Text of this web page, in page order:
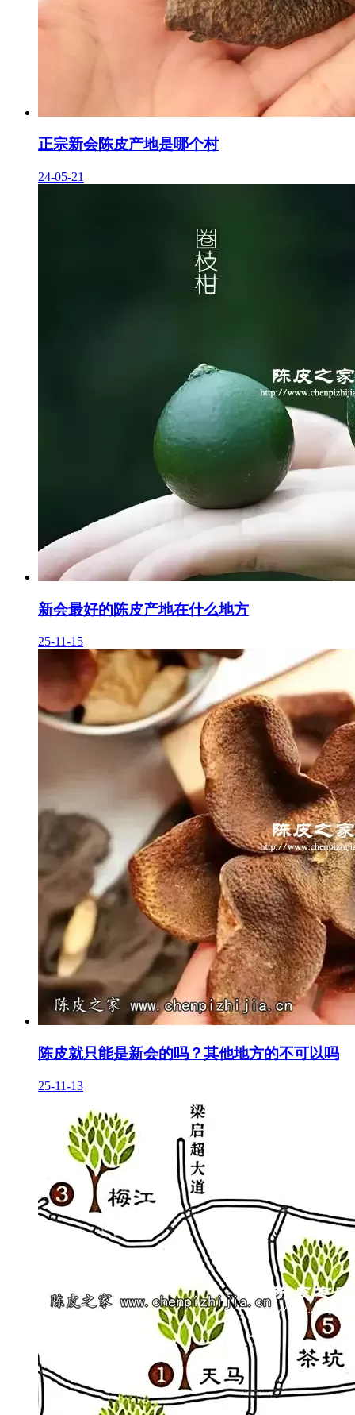
正宗新会陈皮产地是哪个村
24-05-21
新会最好的陈皮产地在什么地方
25-11-15
陈皮就只能是新会的吗？其他地方的不可以吗
25-11-13